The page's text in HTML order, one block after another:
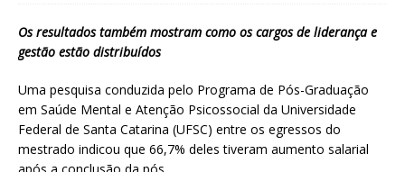
Os resultados também mostram como os cargos de liderança e
gestão estão distribuídos
Uma pesquisa conduzida pelo Programa de Pós-Graduação
em Saúde Mental e Atenção Psicossocial da Universidade
Federal de Santa Catarina (UFSC) entre os egressos do
mestrado indicou que 66,7% deles tiveram aumento salarial